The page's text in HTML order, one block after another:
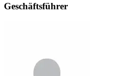
Geschäftsführer